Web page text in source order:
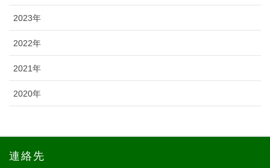
2023年
2022年
2021年
2020年
連絡先